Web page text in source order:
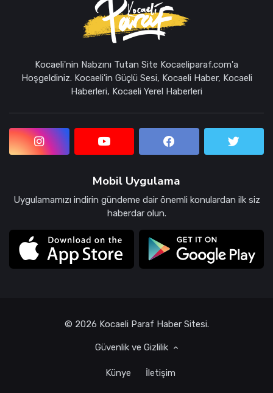
Kocaeli'nin Nabzını Tutan Site Kocaeliparaf.com'a
Hoşgeldiniz. Kocaeli'in Güçlü Sesi, Kocaeli Haber, Kocaeli
Haberleri, Kocaeli Yerel Haberleri
Mobil Uygulama
Uygulamamızı indirin gündeme dair önemli konulardan ilk siz
haberdar olun.
© 2026 Kocaeli Paraf Haber Sitesi.
Güvenlik ve Gizlilik
Künye İletişim